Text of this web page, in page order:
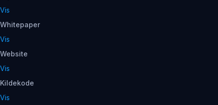
Vis
Whitepaper
Vis
Website
Vis
Kildekode
Vis